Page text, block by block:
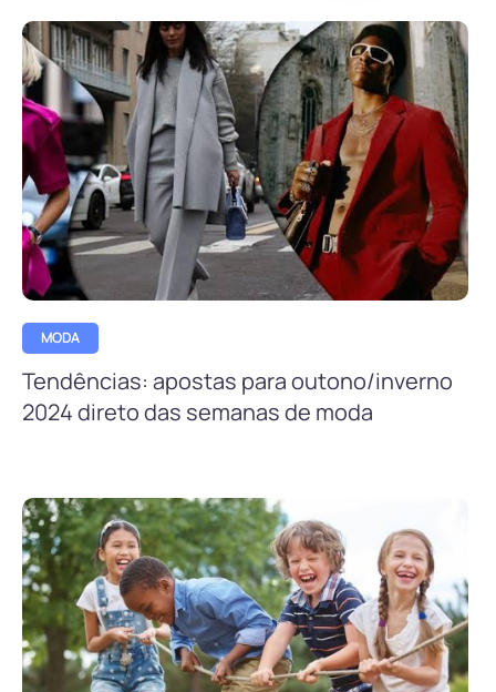
MODA
Tendências: apostas para outono/inverno
2024 direto das semanas de moda